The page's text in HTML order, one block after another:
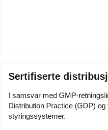
Sertifiserte
I samsvar med GMP-
Distribution Practice (GDP)
styringssystemer.